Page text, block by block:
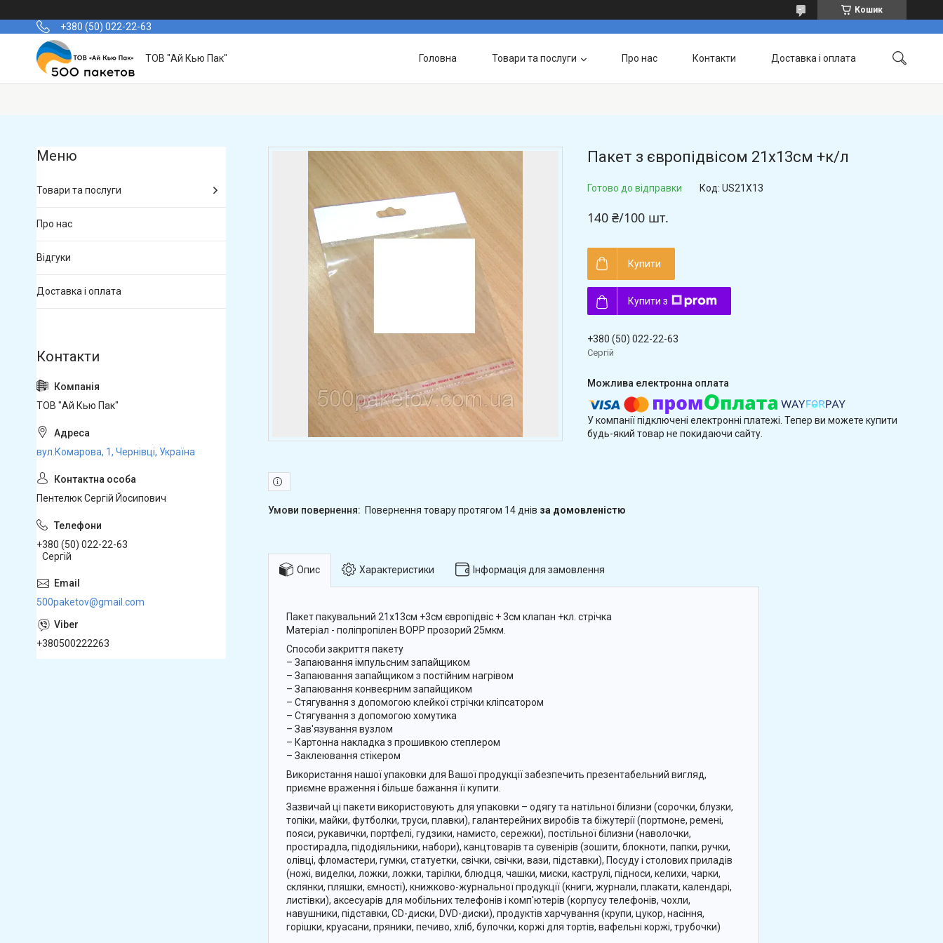
Кошик
+380 (50) 022-22-63
ТОВ "Ай Кью Пак" Головна Товари та послуги Про нас Контакти Доставка і оплата
Пакет з європідвісом 21х13см +к/л
Готово до відправки Код: US21X13
140 ₴/100 шт.
Купити
Купити з
+380 (50) 022-22-63
Сергій
У компанії підключені електронні платежі. Тепер ви можете купити
будь-який товар не покидаючи сайту.
повернення товару протягом 14 днів за домовленістю
Опис Характеристики Інформація для замовлення
Пакет пакувальний 21х13см +3см європідвіс + 3см клапан +кл. стрічка
Матеріал - поліпропілен BOPP прозорий 25мкм.
Способи закриття пакету
– Запаювання імпульсним запайщиком
– Запаювання запайщиком з постійним нагрівом
– Запаювання конвеєрним запайщиком
– Стягування з допомогою клейкої стрічки кліпсатором
– Стягування з допомогою хомутика
– Зав'язування вузлом
– Картонна накладка з прошивкою степлером
– Заклеювання стікером
Використання нашої упаковки для Вашої продукції забезпечить презентабельний вигляд,
приємне враження і більше бажання її купити.
Зазвичай ці пакети використовують для упаковки – одягу та натільної білизни (сорочки, блузки,
топіки, майки, футболки, труси, плавки), галантерейних виробів та біжутерії (портмоне, ремені,
пояси, рукавички, портфелі, гудзики, намисто, сережки), постільної білизни (наволочки,
простирадла, підодіяльники, набори), канцтоварів та сувенірів (зошити, блокноти, папки, ручки,
олівці, фломастери, гумки, статуетки, свічки, свічки, вази, підставки), Посуду і столових приладів
(ножі, виделки, ложки, ложки, тарілки, блюдця, чашки, миски, каструлі, підноси, келихи, чарки,
склянки, пляшки, ємності), книжково-журнальної продукції (книги, журнали, плакати, календарі,
листівки), аксесуарів для мобільних телефонів і комп'ютерів (корпусу телефонів, чохли,
навушники, підставки, CD-диски, DVD-диски), продуктів харчування (крупи, цукор, насіння,
горішки, круасани, пряники, печиво, хліб, булочки, коржі для тортів, вафельні коржі, трубочки)
Товари та послуги
Про нас
Відгуки
Доставка і оплата
ТОВ "Ай Кью Пак"
вул.Комарова, 1, Чернівці, Україна
Пентелюк Сергій Йосипович
+380 (50) 022-22-63
Сергій
500paketov@gmail.com
+380500222263